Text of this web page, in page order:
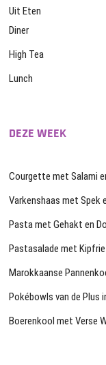
Uit Eten
Diner
High Tea
Lunch
DEZE WEEK
Courgette met Salami
Varkenshaas met Spek
Pasta met Gehakt en
Pastasalade met
Marokkaanse
Pokébowls van de Plus
Boerenkool met Verse